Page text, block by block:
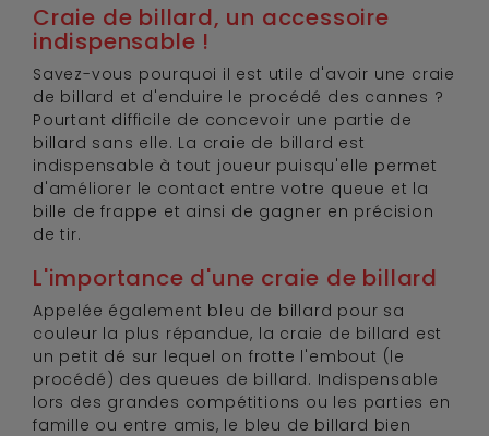
Craie de billard, un accessoire
indispensable !
Savez-vous pourquoi il est utile d'avoir une craie
de billard et d'enduire le procédé des cannes ?
Pourtant difficile de concevoir une partie de
billard sans elle. La craie de billard est
indispensable à tout joueur puisqu'elle permet
d'améliorer le contact entre votre queue et la
bille de frappe et ainsi de gagner en précision
de tir.
L'importance d'une craie de billard
Appelée également bleu de billard pour sa
couleur la plus répandue, la craie de billard est
un petit dé sur lequel on frotte l'embout (le
procédé) des queues de billard. Indispensable
lors des grandes compétitions ou les parties en
famille ou entre amis, le bleu de billard bien